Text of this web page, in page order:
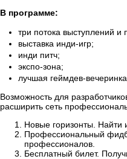
В программе:
три потока выступлений и
выставка инди-игр;
инди питч;
экспо-зона;
лучшая геймдев-вечеринка.
Возможность для
расширить сеть
Новые горизонты. Найти
Профессиональный
профессионалов.
Бесплатный билет.